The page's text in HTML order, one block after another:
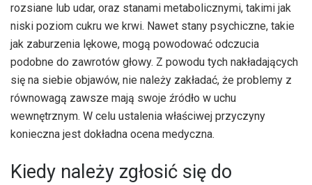
rozsiane lub udar, oraz stanami metabolicznymi, takimi jak
niski poziom cukru we krwi. Nawet stany psychiczne, takie
jak zaburzenia lękowe, mogą powodować odczucia
podobne do zawrotów głowy. Z powodu tych nakładających
się na siebie objawów, nie należy zakładać, że problemy z
równowagą zawsze mają swoje źródło w uchu
wewnętrznym. W celu ustalenia właściwej przyczyny
konieczna jest dokładna ocena medyczna.
Kiedy należy zgłosić się do